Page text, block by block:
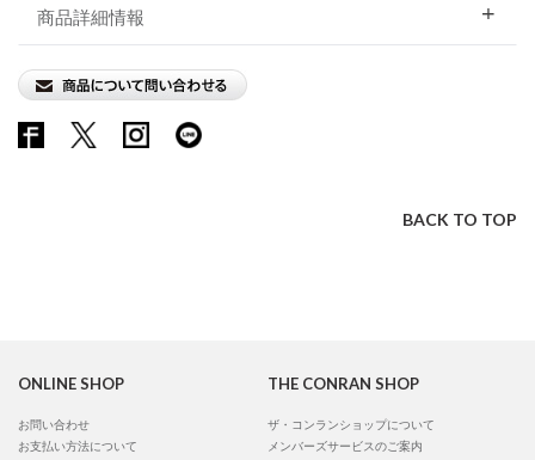
商品詳細情報
BACK TO TOP
ONLINE SHOP
お問い合わせ
お支払い方法について
THE CONRAN SHOP
ザ・コンランショップについて
メンバーズサービスのご案内